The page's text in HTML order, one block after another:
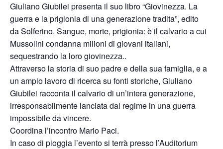
Giuliano Giubilei presenta il suo libro “Giovinezza. La
guerra e la prigionia di una generazione tradita”, edito
da Solferino. Sangue, morte, prigionia: è il calvario a cui
Mussolini condanna milioni di giovani italiani,
sequestrando la loro giovinezza..
Attraverso la storia di suo padre e della sua famiglia, e a
un ampio lavoro di ricerca su fonti storiche, Giuliano
Giubilei racconta il calvario di un’intera generazione,
irresponsabilmente lanciata dal regime in una guerra
impossibile da vincere.
Coordina l’incontro Mario Paci.
In caso di pioggia l’evento si terrà presso l’Auditorium